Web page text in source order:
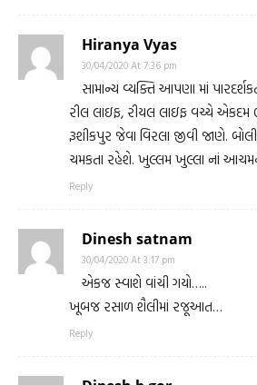
Hiranya Vyas
30/04/2020 At 7:36 pm
સામાન્ય વ્યક્તિ આપણા માં
રીલ લાઇફ, રીયલ લાઇફ વચ્ચે
રૂશીકપુર જેવા વિરલા જીવી જાણે.
ચમકતા રહેશે. ખુલ્લમ ખુલ્લા નાં
Reply
Dinesh satnam
30/04/2020 At 3:17 pm
એકજ સ્વાશે વાંચી ગયો…..
ખૂબજ રસાળ શૈલીમાં રજૂઆત…
Reply